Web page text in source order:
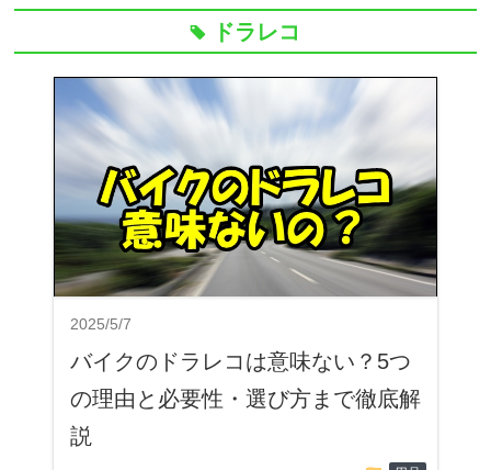
tag ドラレコ
2025/5/7
バイクのドラレコは意味ない？5つ
の理由と必要性・選び方まで徹底解
説